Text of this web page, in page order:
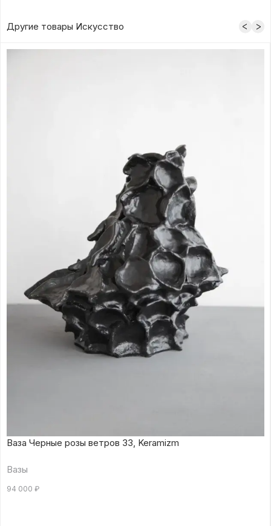
Другие товары Искусство
Ваза Черные розы ветров 33, Keramizm
Вазы
94 000 ₽